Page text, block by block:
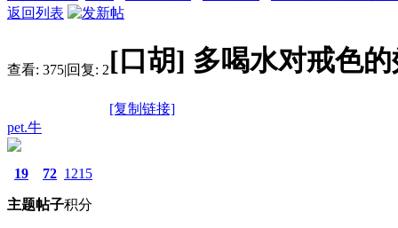
返回列表
查看: 375|回复: 2[口胡] 多喝水对戒色
[复制链接]
pet.牛
19
主题
72
帖子
1215
积分